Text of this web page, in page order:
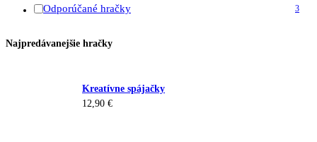
Odporúčané hračky 3
Najpredávanejšie hračky
Kreatívne spájačky
12,90 €